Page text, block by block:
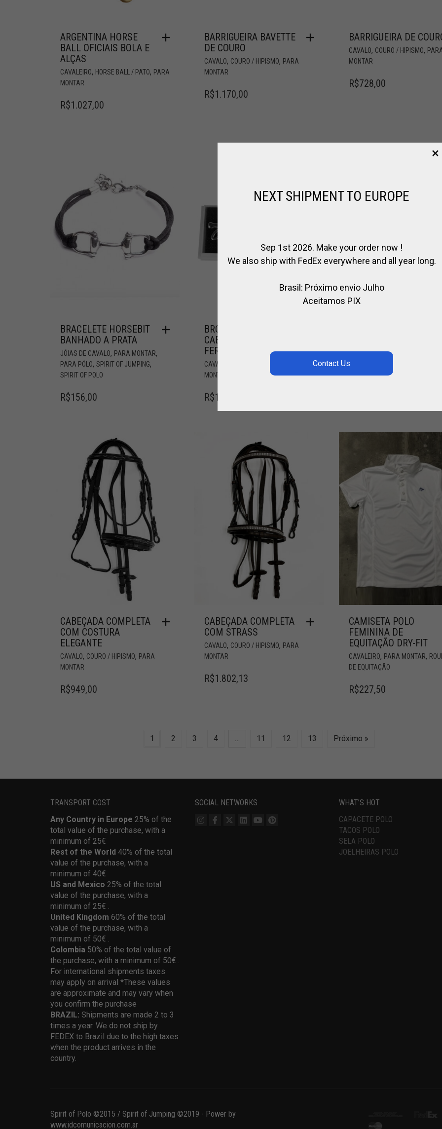
ARGENTINA HORSE
BALL OFICIAIS BOLA E
ALÇAS
CAVALEIRO, HORSE BALL / PATO, PARA
MONTAR
R$1.027,00
BARRIGUEIRA BAVETTE
DE COURO
CAVALO, COURO / HIPISMO, PARA
MONTAR
R$1.170,00
BARRIGUEIRA DE
CAVALO, COURO / HIPISMO,
MONTAR
R$728,00
BRACELETE HORSEBIT
BANHADO A PRATA
JÓIAS DE CAVALO, PARA MONTAR,
PARA PÓLO, SPIRIT OF JUMPING,
SPIRIT OF POLO
R$156,00
BROCHE DE PRATA COM
CABEÇA DE CAVALO,
FERRADURA E CHICOTE
CAVALEIRO
MONTAR
R$162,50
MONTAR
R$754,00
CABEÇADA COMPLETA
COM COSTURA
ELEGANTE
CAVALO, COURO / HIPISMO, PARA
MONTAR
R$949,00
CABEÇADA COMPLETA
COM STRASS
CAVALO, COURO / HIPISMO, PARA
MONTAR
R$1.802,13
CAMISETA POLO
FEMININA DE
EQUITAÇÃO DRY-FIT
CAVALEIRO, PARA MONTAR,
DE EQUITAÇÃO
R$227,50
1 2 3 4 … 11 12 13 Próximo »
TRANSPORT COST
Any Country in Europe 25% of the
total value of the purchase, with a
minimum of 25€
Rest of the World 40% of the total
value of the purchase, with a
minimum of 40€
US and Mexico 25% of the total
value of the purchase, with a
minimum of 25€ .
United Kingdom 60% of the total
value of the purchase, with a
minimum of 50€ .
Colombia 50% of the total value of
the purchase, with a minimum of 50€ .
For international shipments taxes
may apply on arrival *These values
are approximate and may vary when
you confirm the purchase
BRAZIL: Shipments are made 2 to 3
times a year. We do not ship by
FEDEX to Brazil due to the high taxes
when the product arrives in the
country.
SOCIAL NETWORKS
WHAT’S HOT
CAPACETE POLO
TACOS POLO
SELA POLO
JOELHEIRAS POLO
Spirit of Polo ©2015 / Spirit of Jumping ©2019 - Power by
www.idcomunicacion.com.ar
NEXT SHIPMENT TO EUROPE
Sep 1st 2026. Make your order now !
We also ship with FedEx everywhere and all year long.
Brasil: Próximo envio Julho
Aceitamos PIX